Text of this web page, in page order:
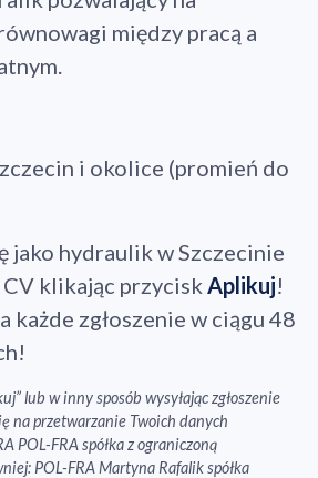
między pracą a
i okolice (promień do
jako hydraulik w Szczecinie
klikając przycisk Aplikuj!
każde zgłoszenie w ciągu 48
lub w inny sposób wysyłając zgłoszenie
na przetwarzanie Twoich danych
POL-FRA spółka z ograniczoną
POL-FRA Martyna Rafalik spółka